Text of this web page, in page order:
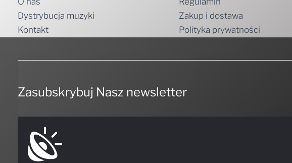
Dystrybucja muzyki
Kontakt
Zakup i dostawa
Polityka prywatności
Zasubskrybuj Nasz newsletter